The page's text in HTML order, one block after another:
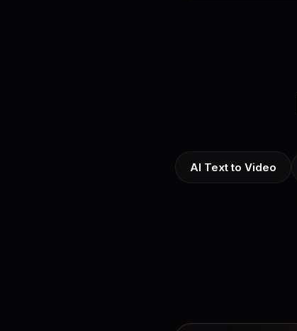
AI Text to Video